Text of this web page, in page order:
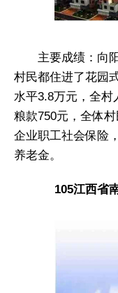
主要成绩：向
村民都住进了花园
水平3.8万元，全村
粮款750元，全体
企业职工社会保险
养老金。
105江西省